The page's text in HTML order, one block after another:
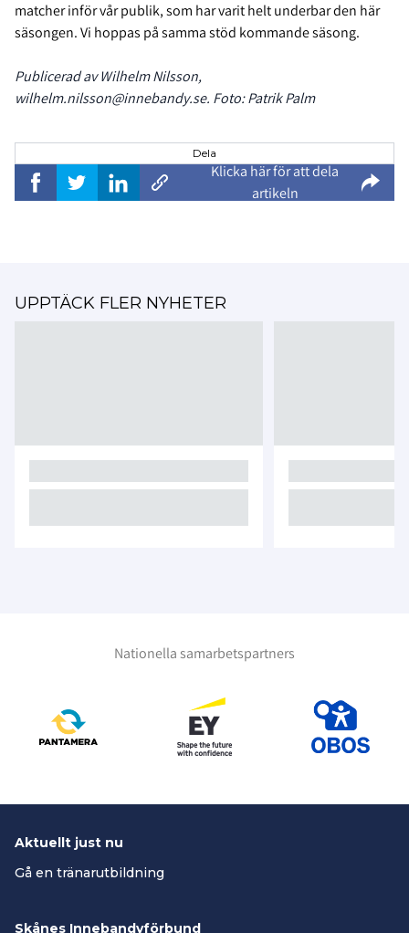
matcher inför vår publik, som har varit helt underbar den här
säsongen. Vi hoppas på samma stöd kommande säsong.
Publicerad av Wilhelm Nilsson,
wilhelm.nilsson@innebandy.se. Foto: Patrik Palm
Dela
Klicka här för att dela
artikeln
UPPTÄCK FLER NYHETER
Nationella samarbetspartners
Aktuellt just nu
Gå en tränarutbildning
Skånes Innebandyförbund